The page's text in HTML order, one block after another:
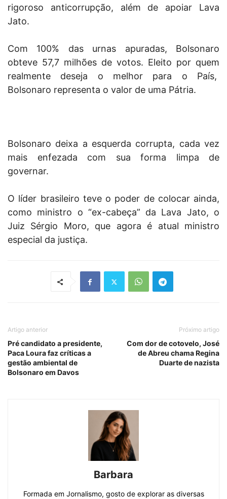
rigoroso anticorrupção, além de apoiar Lava
Jato.
Com 100% das urnas apuradas, Bolsonaro
obteve 57,7 milhões de votos. Eleito por quem
realmente deseja o melhor para o País,
Bolsonaro representa o valor de uma Pátria.
Bolsonaro deixa a esquerda corrupta, cada vez
mais enfezada com sua forma limpa de
governar.
O líder brasileiro teve o poder de colocar ainda,
como ministro o “ex-cabeça” da Lava Jato, o
Juiz Sérgio Moro, que agora é atual ministro
especial da justiça.
Artigo anterior
Pré candidato a presidente,
Paca Loura faz críticas a
gestão ambiental de
Bolsonaro em Davos
Próximo artigo
Com dor de cotovelo, José
de Abreu chama Regina
Duarte de nazista
Barbara
Formada em Jornalismo, gosto de explorar as diversas